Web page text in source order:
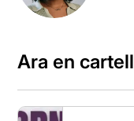
Ara en cartell